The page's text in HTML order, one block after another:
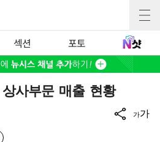
섹션 포토
사부문 매출 현황
가가